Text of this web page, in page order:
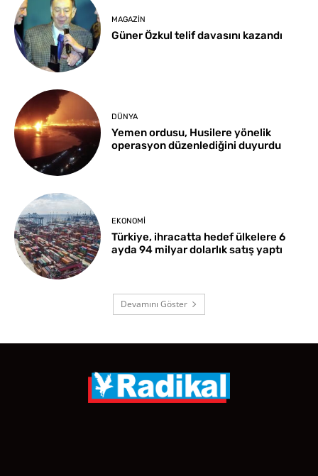
MAGAZIN
Güner Özkul telif davasını kazandı
DÜNYA
Yemen ordusu, Husilere yönelik
operasyon düzenlediğini duyurdu
EKONOMI
Türkiye, ihracatta hedef ülkelere 6
ayda 94 milyar dolarlık satış yaptı
Devamını Göster